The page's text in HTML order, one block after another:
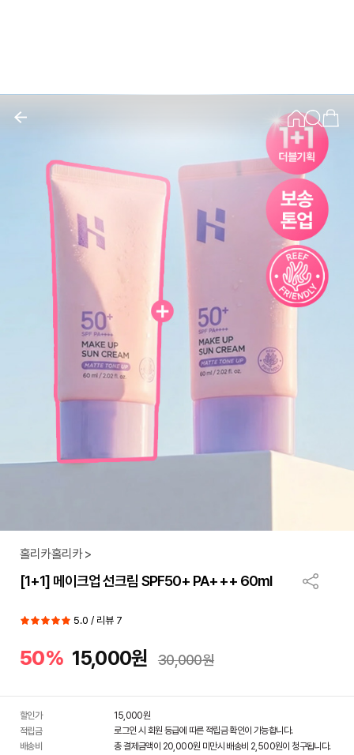
홀리카홀리카 >
[1+1] 메이크업 선크림 SPF50+ PA+++ 60ml
5.0 / 리뷰 7
50% 15,000원 30,000원
할인가 15,000원
적립금
로그인 시 회원 등급에 따른 적립금 확인이 가능합니다.
배송비
총 결제금액이 20,000원 미만시 배송비 2,500원이 청구됩니다.